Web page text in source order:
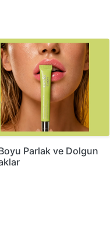
Parlak ve Dolgun